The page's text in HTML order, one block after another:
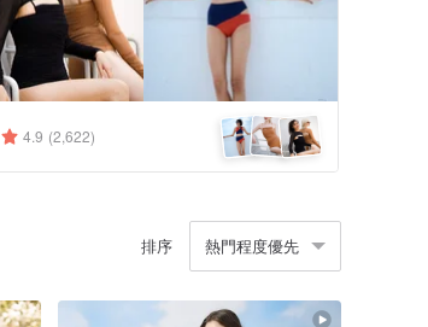
4.9 (2,622)
排序 熱門程度優先